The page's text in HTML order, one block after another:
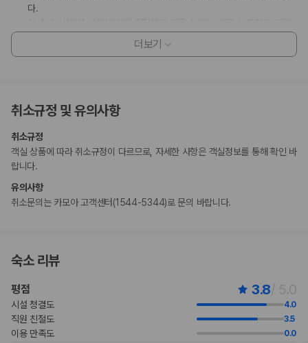
다.
스와 같은 야외 공간이 있습니다. 이 부분이 염려되시면 도착 전에 숙박 시
설에 연락하여 적합한 객실을 이용할 수 있는지 확인하시기 바랍니다.
추가 안내사항
현장 결제 유형 및 수단
Visa
직불카드
현금
Mastercard
더보기
취소규정 및 유의사항
취소규정
객실 상품에 따라 취소규정이 다르므로, 자세한 사항은 객실정보를 통해 확인 바
랍니다.
유의사항
취소문의는 카모아 고객센터(1544-5344)로 문의 바랍니다.
숙소 리뷰
평점 3.8/ 5.0
시설 청결도 4.0
직원 친절도 3.5
이용 만족도 0.0